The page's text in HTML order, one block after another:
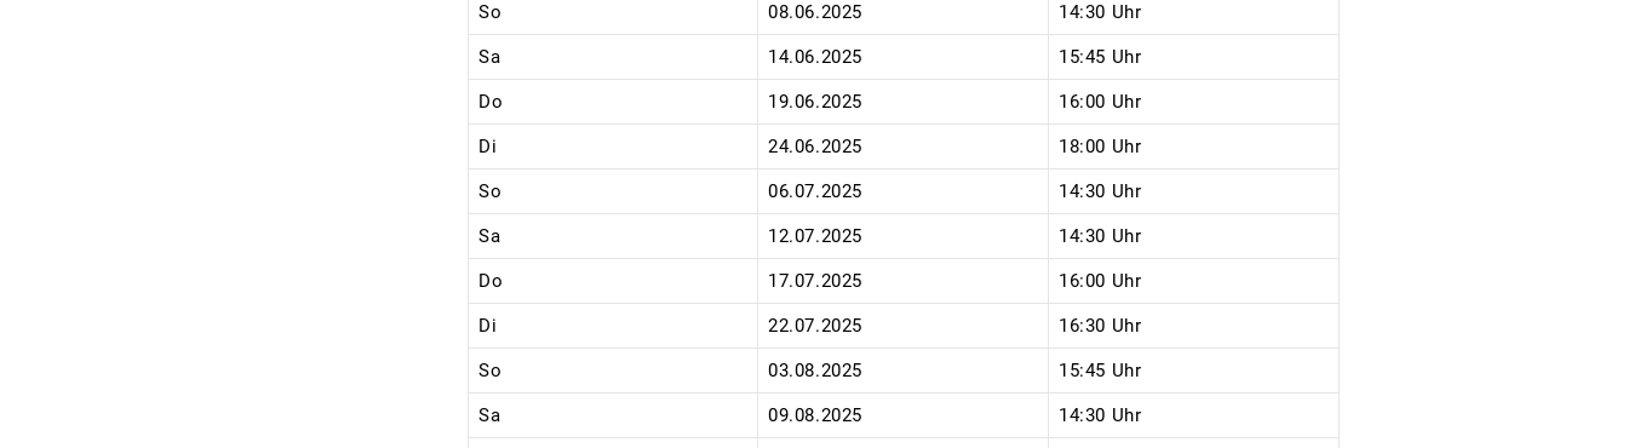
So 08.06.2025 14:30 Uhr
Sa 14.06.2025 15:45 Uhr
Do 19.06.2025 16:00 Uhr
Di 24.06.2025 18:00 Uhr
So 06.07.2025 14:30 Uhr
Sa 12.07.2025 14:30 Uhr
Do 17.07.2025 16:00 Uhr
Di 22.07.2025 16:30 Uhr
So 03.08.2025 15:45 Uhr
Sa 09.08.2025 14:30 Uhr